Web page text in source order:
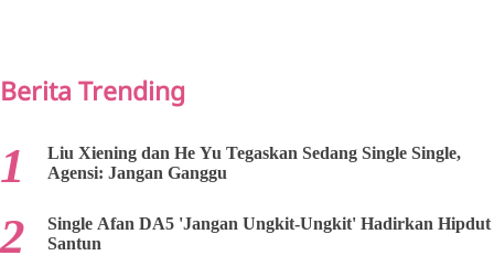
Berita Trending
Liu Xiening dan He Yu Tegaskan Sedang Single Single,
Agensi: Jangan Ganggu
Single Afan DA5 'Jangan Ungkit-Ungkit' Hadirkan Hipdut
Santun